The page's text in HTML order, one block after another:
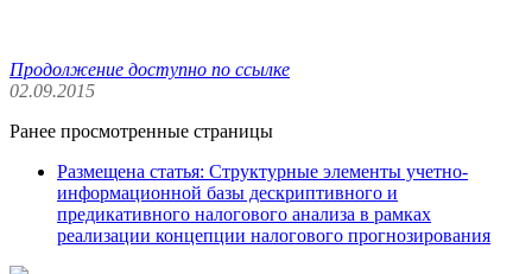
Продолжение доступно по ссылке
02.09.2015
Ранее просмотренные страницы
Размещена статья: Структурные элементы учетно-
информационной базы дескриптивного и
предикативного налогового анализа в рамках
реализации концепции налогового прогнозирования